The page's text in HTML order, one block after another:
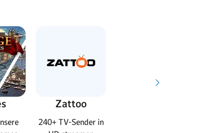
Zattoo
240+ TV-Sender in